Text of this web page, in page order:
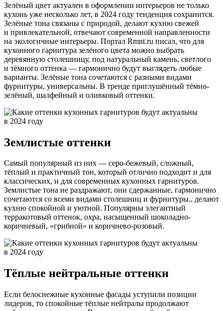
Зелёный цвет актуален в оформлении интерьеров не только
кухонь уже несколько лет, в 2024 году тенденция сохранится.
Зелёные тона связаны с природой, делают кухню свежей
и привлекательной, отвечают современной направленности
на экологичные интерьеры. Портал Rmnt.ru писал, что для
кухонного гарнитура зелёного цвета можно выбрать
деревянную столешницу, под натуральный камень, светлого
и тёмного оттенка — гармонично будут выглядеть любые
варианты. Зелёные тона сочетаются с разными видами
фурнитуры, универсальны. В тренде приглушённый тёмно-
зелёный, шалфейный и оливковый оттенки.
Землистые оттенки
Самый популярный из них — серо-бежевый, сложный,
тёплый и практичный тон, который отлично подходит и для
классических, и для современных кухонных гарнитуров.
Землистые тона не раздражают, они сдержанные, гармонично
сочетаются со всеми видами столешниц и фурнитуры., делают
кухню спокойной и уютной. Популярны элегантный
терракотовый оттенок, охра, насыщенный шоколадно-
коричневый, «грибной» и коричнево-розовый.
Тёплые нейтральные оттенки
Если белоснежные кухонные фасады уступили позиции
лидеров, то спокойные тёплые нейтралы продолжают